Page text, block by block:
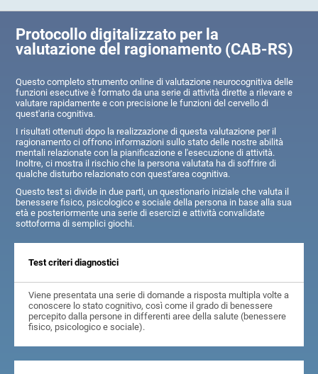
Protocollo digitalizzato per la
valutazione del ragionamento (CAB-RS)
Questo completo strumento online di valutazione neurocognitiva delle
funzioni esecutive è formato da una serie di attività dirette a rilevare e
valutare rapidamente e con precisione le funzioni del cervello di
quest'aria cognitiva.
I risultati ottenuti dopo la realizzazione di questa valutazione per il
ragionamento ci offrono informazioni sullo stato delle nostre abilità
mentali relazionate con la pianificazione e l'esecuzione di attività.
Inoltre, ci mostra il rischio che la persona valutata ha di soffrire di
qualche disturbo relazionato con quest'area cognitiva.
Questo test si divide in due parti, un questionario iniziale che valuta il
benessere fisico, psicologico e sociale della persona in base alla sua
età e posteriormente una serie di esercizi e attività convalidate
sottoforma di semplici giochi.
Test criteri diagnostici
Viene presentata una serie di domande a risposta multipla volte a
conoscere lo stato cognitivo, così come il grado di benessere
percepito dalla persone in differenti aree della salute (benessere
fisico, psicologico e sociale).